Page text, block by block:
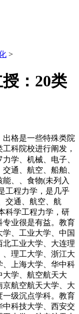
>
：20类
格是一些特殊类院
科院校进行阐发，
学、机械、电子、
通、航空、船舶、
、、食物(未列入
工程力学，是几乎
交通、航空、航
科学工程力学，研
专业很是有益。教育
、工业大学、中国
工业大学、大连理
理工大学、浙江大
、上海大学、华中科
学、航空航天大
航空航天大学、大
一级沉点学科。教育
科技大学、西安交